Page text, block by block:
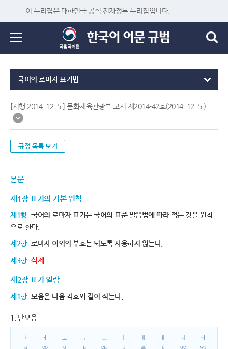
이 누리집은 대한민국 공식 전자정부 누리집입니다.
국어의 로마자 표기법
[시행 2014. 12. 5.] 문화체육관광부 고시 제2014-42호(2014. 12. 5.)
규정 목록 보기
본문
제1장 표기의 기본 원칙
제1항 국어의 로마자 표기는 국어의 표준 발음법에 따라 적는 것을 원칙
으로 한다.
제2항 로마자 이외의 부호는 되도록 사용하지 않는다.
제3항 삭제
제2장 표기 일람
제1항 모음은 다음 각호와 같이 적는다.
1. 단모음
ㅏ
a
ㅓ
eo
ㅗ
o
ㅜ
u
ㅡ
eu
i
ㅐ
ae
ㅔ
e
ㅚ
oe
ㅟ
wi